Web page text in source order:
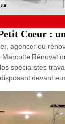
Coeur :
agencer ou
Marcotte
spécialistes
devant